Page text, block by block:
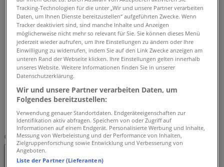
07:00 - 18:00
Dienstag
07:00 - 18:00
Mittwoch
07:00 - 18:00
Donnerstag
07:00 - 20:00
Freitag
07:00 - 18:00
Samstag
07:00 - 17:00
Karte
058 567 64 00
Geschlossen
Tracking-Technologien für die unter „Wir und unsere Partner verarbeiten
Daten, um Ihnen Dienste bereitzustellen“ aufgeführten Zwecke. Wenn
Tracker deaktiviert sind, sind manche Inhalte und Anzeigen
möglicherweise nicht mehr so relevant für Sie. Sie können dieses Menü
jederzeit wieder aufrufen, um Ihre Einstellungen zu ändern oder Ihre
Einwilligung zu widerrufen, indem Sie auf den Link Zwecke anzeigen am
unteren Rand der Webseite klicken. Ihre Einstellungen gelten innerhalb
unseres Website. Weitere Informationen finden Sie in unserer
Datenschutzerklärung.
Wir und unsere Partner verarbeiten Daten, um
Folgendes bereitzustellen:
Verwendung genauer Standortdaten. Endgeräteeigenschaften zur
Identifikation aktiv abfragen. Speichern von oder Zugriff auf
Informationen auf einem Endgerät. Personalisierte Werbung und Inhalte,
Messung von Werbeleistung und der Performance von Inhalten,
Zielgruppenforschung sowie Entwicklung und Verbesserung von
Angeboten.
Liste der Partner (Lieferanten)